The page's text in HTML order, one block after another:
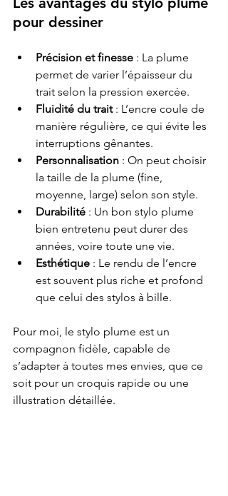
pour dessiner
Précision et finesse : La plume
permet de varier l’épaisseur du
trait selon la pression exercée.
Fluidité du trait : L’encre coule de
manière régulière, ce qui évite les
interruptions gênantes.
Personnalisation : On peut choisir
la taille de la plume (fine,
moyenne, large) selon son style.
Durabilité : Un bon stylo plume
bien entretenu peut durer des
années, voire toute une vie.
Esthétique : Le rendu de l’encre
est souvent plus riche et profond
que celui des stylos à bille.
Pour moi, le stylo plume est un
compagnon fidèle, capable de
s’adapter à toutes mes envies, que ce
soit pour un croquis rapide ou une
illustration détaillée.